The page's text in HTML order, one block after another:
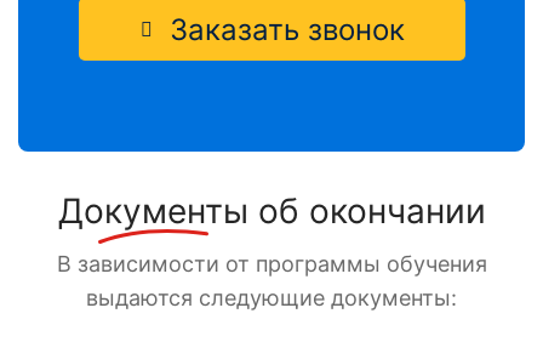
Заказать звонок
Документы об окончании
В зависимости от программы обучения
выдаются следующие документы: